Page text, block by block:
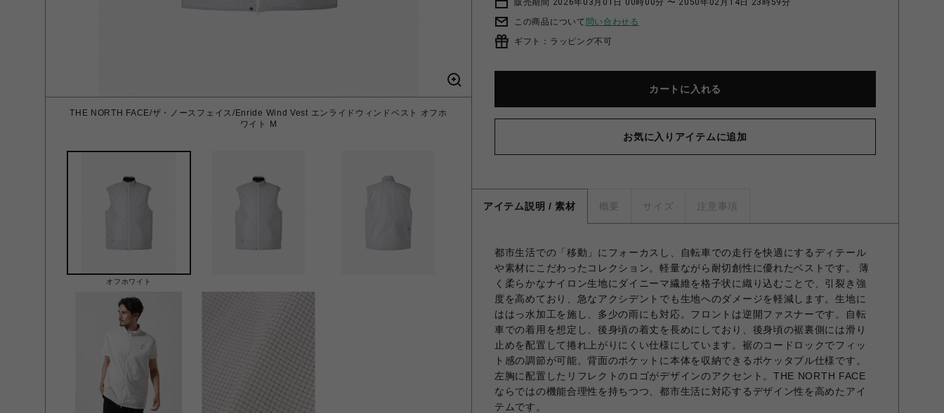
THE NORTH FACE/ザ・ノースフェイス/Enride Wind Vest エンライドウィンドベスト オフホ
ワイト M
オフホワイト
販売期間 2026年03月01日 00時00分 〜 2050年02月14日 23時59分
この商品について 問い合わせる
ギフト：ラッピング不可
カートに入れる
お気に入りアイテムに追加
アイテム説明 / 素材 概要 サイズ 注意事項
都市生活での「移動」にフォーカスし、自転車での走行を快適にするディテール
や素材にこだわったコレクション。軽量ながら耐切創性に優れたベストです。 薄
く柔らかなナイロン生地にダイニーマ繊維を格子状に織り込むことで、引裂き強
度を高めており、急なアクシデントでも生地へのダメージを軽減します。生地に
ははっ水加工を施し、多少の雨にも対応。フロントは逆開ファスナーです。自転
車での着用を想定し、後身頃の着丈を長めにしており、後身頃の裾裏側には滑り
止めを配置して捲れ上がりにくい仕様にしています。裾のコードロックでフィッ
ト感の調節が可能。背面のポケットに本体を収納できるポケッタブル仕様です。
左胸に配置したリフレクトのロゴがデザインのアクセント。THE NORTH FACE
ならではの機能合理性を持ちつつ、都市生活に対応するデザイン性を高めたアイ
テムです。